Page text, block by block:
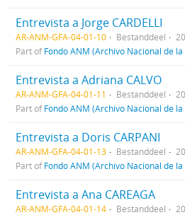
Entrevista a Jorge CARDELLI
AR-ANM-GFA-04-01-10 Bestanddeel
Part ofFondo ANM (Archivo Nacional de
Entrevista a Adriana CALVO
AR-ANM-GFA-04-01-11 Bestanddeel
Part ofFondo ANM (Archivo Nacional de
Entrevista a Doris CARPANI
AR-ANM-GFA-04-01-13 Bestanddeel
Part ofFondo ANM (Archivo Nacional de
Entrevista a Ana CAREAGA
AR-ANM-GFA-04-01-14 Bestanddeel